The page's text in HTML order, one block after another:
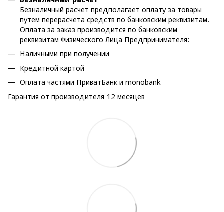
Безналичный расчет предполагает оплату за товары
путем перерасчета средств по банковским реквизитам.
Оплата за заказ производится по банковским
реквизитам Физического Лица Предпринимателя:
Наличными при получении
Кредитной картой
Оплата частями ПриватБанк и monobank
Гарантия от производителя 12 месяцев